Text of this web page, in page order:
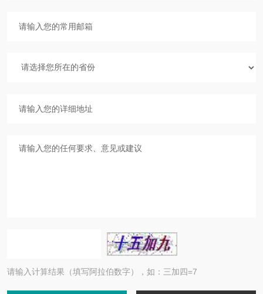
请输入计算结果（填写阿拉伯数字），如：三加四=7